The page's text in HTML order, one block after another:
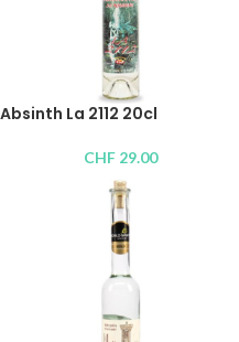
Absinth La 2112 20cl
CHF 29.00